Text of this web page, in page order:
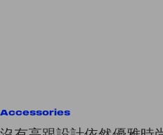
Accessories